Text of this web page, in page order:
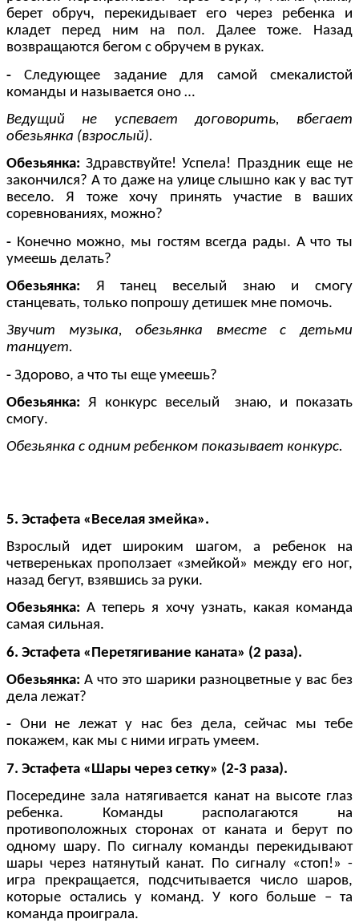
берет обруч, перекидывает его через ребенка и
кладет перед ним на пол. Далее тоже. Назад
возвращаются бегом с обручем в руках.
-Следующее задание для самой смекалистой
команды и называется оно …
Ведущий не успевает договорить, вбегает
обезьянка (взрослый).
Обезьянка:Здравствуйте! Успела! Праздник еще не
закончился? А то даже на улице слышно как у вас тут
весело. Я тоже хочу принять участие в ваших
соревнованиях, можно?
- Конечно можно, мы гостям всегда рады. А что ты
умеешь делать?
Обезьянка: Я танец веселый знаю и смогу
станцевать, только попрошу детишек мне помочь.
Звучит музыка, обезьянка вместе с детьми
танцует.
- Здорово, а что ты еще умеешь?
Обезьянка: Я конкурс веселый знаю, и показать
смогу.
Обезьянка с одним ребенком показывает конкурс.
5. Эстафета «Веселая змейка».
Взрослый идет широким шагом, а ребенок на
четвереньках проползает «змейкой» между его ног,
назад бегут, взявшись за руки.
Обезьянка:А теперь я хочу узнать, какая команда
самая сильная.
6. Эстафета «Перетягивание каната» (2 раза).
Обезьянка: А что это шарики разноцветные у вас без
дела лежат?
- Они не лежат у нас без дела, сейчас мы тебе
покажем, как мы с ними играть умеем.
7. Эстафета «Шары через сетку» (2-3 раза).
Посередине зала натягивается канат на высоте глаз
ребенка. Команды располагаются на
противоположных сторонах от каната и берут по
одному шару. По сигналу команды перекидывают
шары через натянутый канат. По сигналу «стоп!» -
игра прекращается, подсчитывается число шаров,
которые остались у команд. У кого больше – та
команда проиграла.